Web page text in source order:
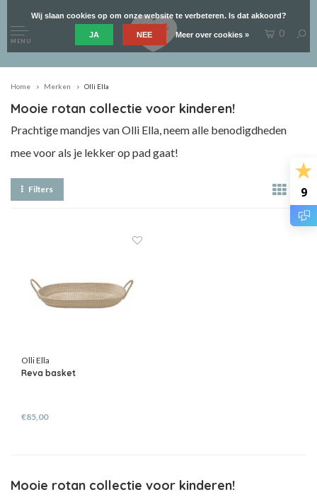
9
MENU
0
Home Merken Olli Ella
Mooie rotan collectie voor kinderen!
Prachtige mandjes van Olli Ella, neem alle benodigdheden
mee voor als je lekker op pad gaat!
Filters
Olli Ella
Reva basket
€85,00
Mooie rotan collectie voor kinderen!
Wij slaan cookies op om onze website te verbeteren. Is dat akkoord?
JA NEE Meer over cookies »